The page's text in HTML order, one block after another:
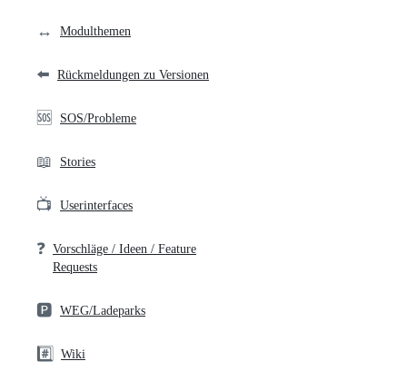
↔️ Modulthemen
⬅️ Rückmeldungen zu Versionen
🆘 SOS/Probleme
📖 Stories
📺 Userinterfaces
❓ Vorschläge / Ideen / Feature
Requests
🅿️ WEG/Ladeparks
#️⃣ Wiki